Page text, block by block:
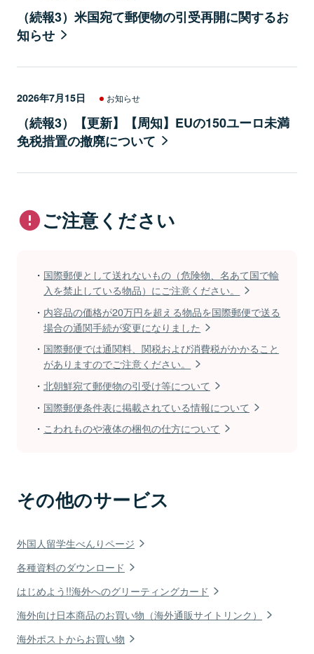
（続報3）米国宛て郵便物の引受再開に関するお
知らせ
2026年7月15日 お知らせ
（続報3）【更新】【周知】EUの150ユーロ未満
免税措置の撤廃について
ご注意ください
国際郵便として送れないもの（危険物、名あて国で輸
入を禁止している物品）にご注意ください。
内容品の価格が20万円を超える物品を国際郵便で送る
場合の通関手続が変更になりました
国際郵便では通関料、関税および消費税がかかること
がありますのでご注意ください。
北朝鮮宛て郵便物の引受け等について
国際郵便条件表に掲載されている情報について
こわれものや液体の梱包の仕方について
その他のサービス
外国人留学生べんりページ
各種資料のダウンロード
はじめよう!!海外へのグリーティングカード
海外向け日本商品のお買い物（海外通販サイトリンク）
海外ポストからお買い物